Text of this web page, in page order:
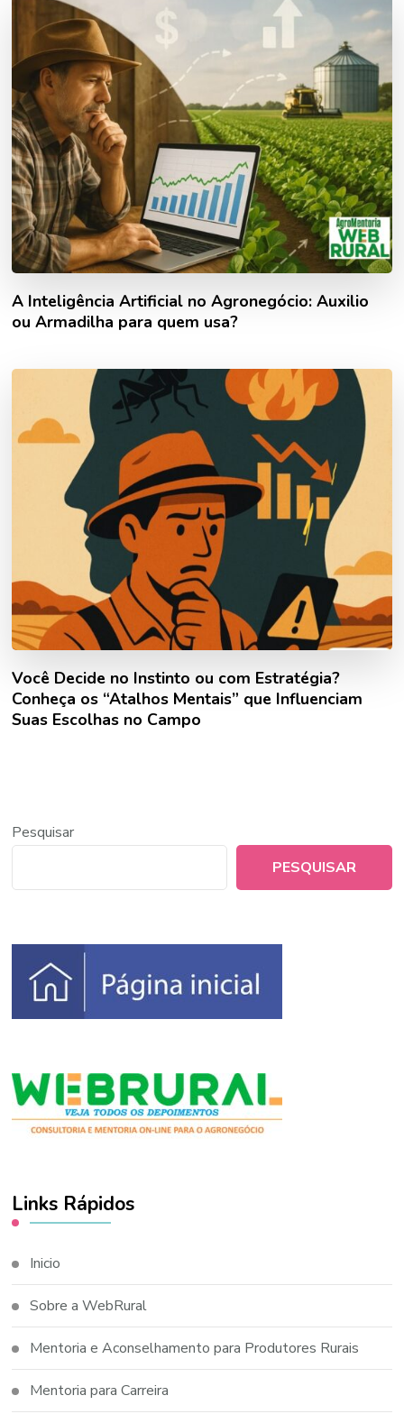
A Inteligência Artificial no Agronegócio: Auxilio
ou Armadilha para quem usa?
Você Decide no Instinto ou com Estratégia?
Conheça os “Atalhos Mentais” que Influenciam
Suas Escolhas no Campo
Pesquisar
PESQUISAR
Links Rápidos
Inicio
Sobre a WebRural
Mentoria e Aconselhamento para Produtores Rurais
Mentoria para Carreira